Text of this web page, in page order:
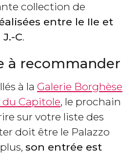
collection de
entre le IIe et
C.
à recommander
à la Galerie Borghèse
du Capitole, le prochain
sur votre liste des
doit être le Palazzo
son entrée est